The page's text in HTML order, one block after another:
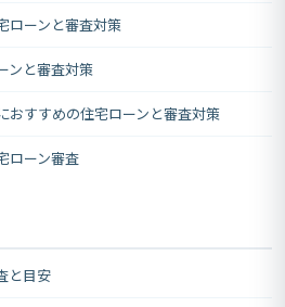
ローンと審査対策
ンと審査対策
おすすめの住宅ローンと審査対策
ローン審査
と目安